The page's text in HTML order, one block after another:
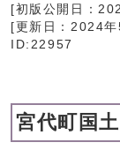
[初版公開日：
[更新日： 2024年
ID:22957
宮代町国